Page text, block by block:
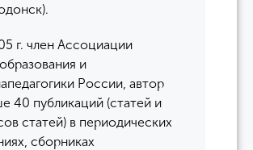
г. член Ассоциации
и
России, автор
40 публикаций (статей и
статей) в периодических
сборниках